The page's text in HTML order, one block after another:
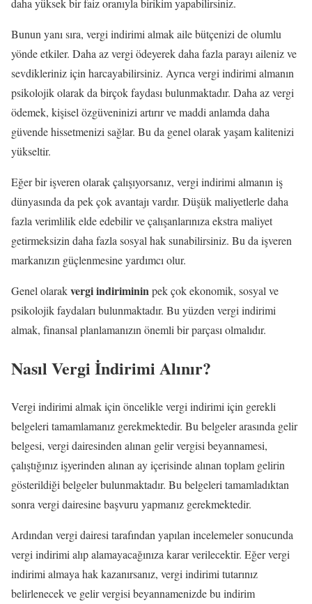
daha yüksek bir faiz oranıyla birikim yapabilirsiniz.
Bunun yanı sıra, vergi indirimi almak aile bütçenizi de olumlu
yönde etkiler. Daha az vergi ödeyerek daha fazla parayı aileniz ve
sevdikleriniz için harcayabilirsiniz. Ayrıca vergi indirimi almanın
psikolojik olarak da birçok faydası bulunmaktadır. Daha az vergi
ödemek, kişisel özgüveninizi artırır ve maddi anlamda daha
güvende hissetmenizi sağlar. Bu da genel olarak yaşam kalitenizi
yükseltir.
Eğer bir işveren olarak çalışıyorsanız, vergi indirimi almanın iş
dünyasında da pek çok avantajı vardır. Düşük maliyetlerle daha
fazla verimlilik elde edebilir ve çalışanlarınıza ekstra maliyet
getirmeksizin daha fazla sosyal hak sunabilirsiniz. Bu da işveren
markanızın güçlenmesine yardımcı olur.
Genel olarakvergi indirimininpek çok ekonomik, sosyal ve
psikolojik faydaları bulunmaktadır. Bu yüzden vergi indirimi
almak, finansal planlamanızın önemli bir parçası olmalıdır.
Nasıl Vergi İndirimi Alınır?
Vergi indirimi almak için öncelikle vergi indirimi için gerekli
belgeleri tamamlamanız gerekmektedir. Bu belgeler arasında gelir
belgesi, vergi dairesinden alınan gelir vergisi beyannamesi,
çalıştığınız işyerinden alınan ay içerisinde alınan toplam gelirin
gösterildiği belgeler bulunmaktadır. Bu belgeleri tamamladıktan
sonra vergi dairesine başvuru yapmanız gerekmektedir.
Ardından vergi dairesi tarafından yapılan incelemeler sonucunda
vergi indirimi alıp alamayacağınıza karar verilecektir. Eğer vergi
indirimi almaya hak kazanırsanız, vergi indirimi tutarınız
belirlenecek ve gelir vergisi beyannamenizde bu indirim